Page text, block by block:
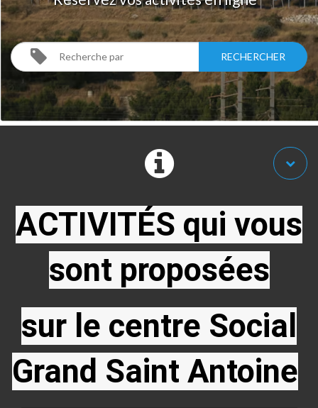
ACTIVITÉS qui vous
sont proposées
sur le centre Social
Grand Saint Antoine